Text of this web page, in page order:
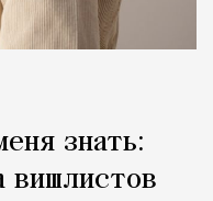
знать:
вишлистов